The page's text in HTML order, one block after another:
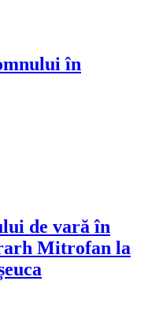
în
de vară în
Mitrofan la